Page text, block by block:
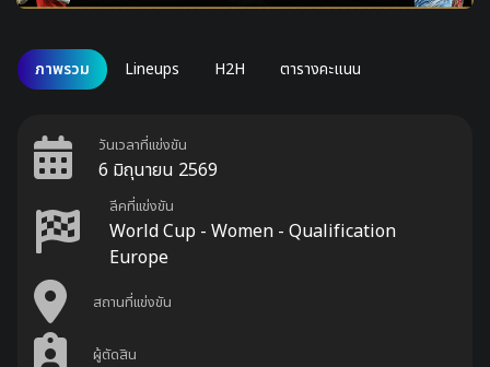
ภาพรวม Lineups H2H ตารางคะแนน
วันเวลาที่แข่งขัน
6 มิถุนายน 2569
ลีคที่แข่งขัน
World Cup - Women - Qualification
Europe
สถานที่แข่งขัน
ผู้ตัดสิน